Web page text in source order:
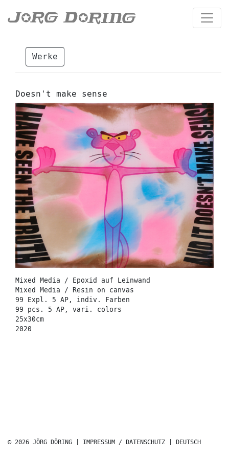
Werke
Doesn't make sense
Mixed Media / Epoxid auf Leinwand
Mixed Media / Resin on canvas
99 Expl. 5 AP, indiv. Farben
99 pcs. 5 AP, vari. colors
25x30cm
2020
© 2026 JÖRG DÖRING | IMPRESSUM / DATENSCHUTZ DEUTSCH